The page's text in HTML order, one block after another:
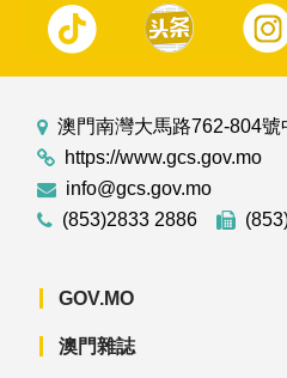
澳門南灣大馬路762-804號
https://www.gcs.gov.mo
info@gcs.gov.mo
(853)2833 2886
GOV.MO
澳門雜誌